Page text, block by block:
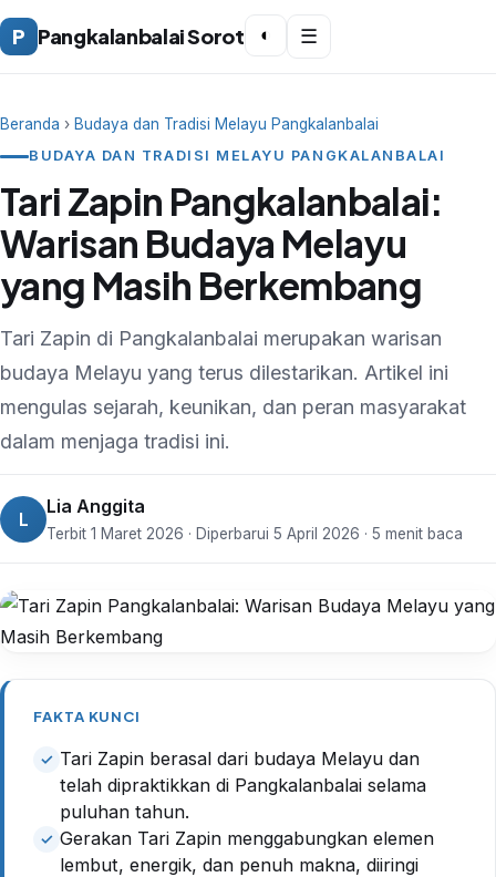
P Pangkalanbalai Sorot ◐ ☰
Beranda › Budaya dan Tradisi Melayu Pangkalanbalai
BUDAYA DAN TRADISI MELAYU PANGKALANBALAI
Tari Zapin Pangkalanbalai:
Warisan Budaya Melayu
yang Masih Berkembang
Tari Zapin di Pangkalanbalai merupakan warisan
budaya Melayu yang terus dilestarikan. Artikel ini
mengulas sejarah, keunikan, dan peran masyarakat
dalam menjaga tradisi ini.
L
Lia Anggita
Terbit 1 Maret 2026 · Diperbarui 5 April 2026 · 5 menit baca
FAKTA KUNCI
Tari Zapin berasal dari budaya Melayu dan
telah dipraktikkan di Pangkalanbalai selama
puluhan tahun.
Gerakan Tari Zapin menggabungkan elemen
lembut, energik, dan penuh makna, diiringi